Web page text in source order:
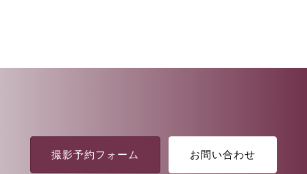
撮影予約フォーム お問い合わせ